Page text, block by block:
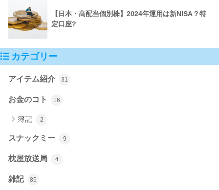
【日本・高配当個別株】2024年運用は新NISA？特
定口座?
カテゴリー
アイテム紹介 31
お金のコト 16
簿記 2
スナックミー 9
枕屋放送局 4
雑記 85